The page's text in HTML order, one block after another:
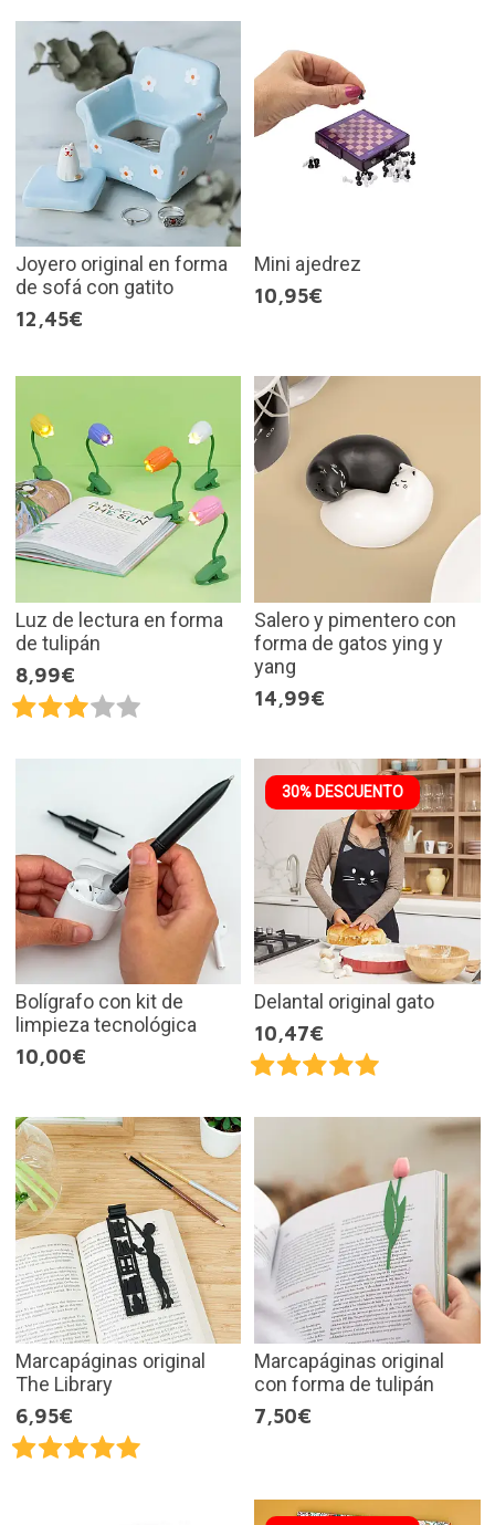
Joyero original en forma
de sofá con gatito
12,45€
Mini ajedrez
10,95€
Luz de lectura en forma
de tulipán
8,99€
Salero y pimentero con
forma de gatos ying y
yang
14,99€
Bolígrafo con kit de
limpieza tecnológica
10,00€
30% DESCUENTO
Delantal original gato
10,47€
Marcapáginas original
The Library
6,95€
Marcapáginas original
con forma de tulipán
7,50€